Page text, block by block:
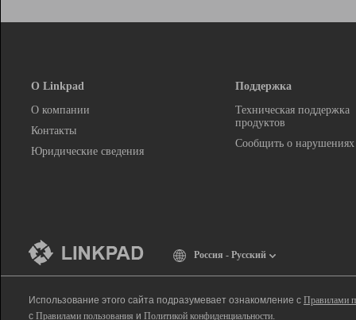
О Linkpad
О компании
Контакты
Юридические сведения
Поддержка
Техническая поддержка
продуктов
Сообщить о нарушениях
Россия - Русский
Использование этого сайта подразумевает ознакомление с Правилами
с Правилами пользования и Политикой конфиденциальности.